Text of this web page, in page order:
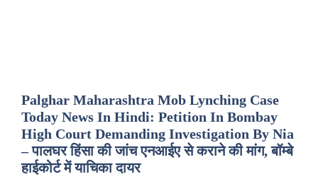
Palghar Maharashtra Mob Lynching Case
Today News In Hindi: Petition In Bombay
High Court Demanding Investigation By Nia
– पालघर हिंसा की जांच एनआईए से कराने की मांग, बॉम्बे
हाईकोर्ट में याचिका दायर